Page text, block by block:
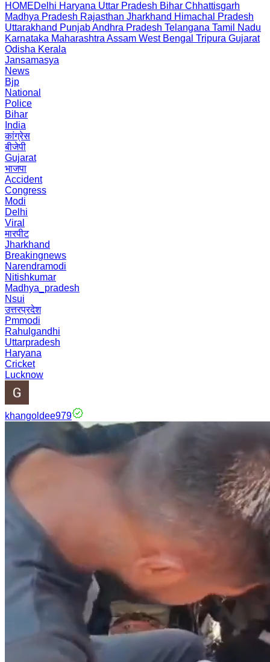
HOMEDelhi Haryana Uttar Pradesh Bihar Chhattisgarh
Madhya Pradesh Rajasthan Jharkhand Himachal Pradesh
Uttarakhand PunjabAndhra Pradesh Telangana Tamil Nadu
Karnataka Maharashtra Assam West Bengal Tripura Gujarat
Odisha Kerala
Jansamasya
News
Bjp
National
Police
Bihar
India
कांग्रेस
बीजेपी
Gujarat
भाजपा
Accident
Congress
Modi
Delhi
Viral
मारपीट
Jharkhand
Breakingnews
Narendramodi
Nitishkumar
Madhya_pradesh
Nsui
उत्तरप्रदेश
Pmmodi
Rahulgandhi
Uttarpradesh
Haryana
Cricket
Lucknow
khangoldee979